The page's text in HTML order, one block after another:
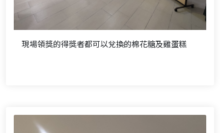
現場領獎的得獎者都可以兌換的棉花糖及雞蛋糕